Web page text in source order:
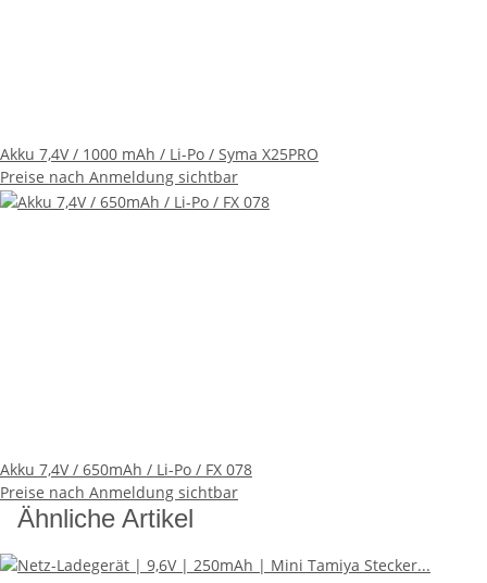
Akku 7,4V / 1000 mAh / Li-Po / Syma X25PRO
Preise nach Anmeldung sichtbar
Akku 7,4V / 650mAh / Li-Po / FX 078
Preise nach Anmeldung sichtbar
Ähnliche Artikel